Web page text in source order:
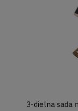
3-dielna sada